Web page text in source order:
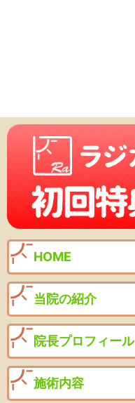
HOME
当院の紹介
院長プロフィール
施術内容